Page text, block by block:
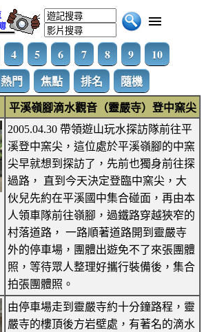
4 5 6 7 8 9
10
熱門 焦點 排名 隨機
平溪嶺腳滴水觀音（靈嚴寺）登中窯尖
2005.04.30 帶領遊山玩水探訪隊前往平
溪登中窯尖，這位處於平溪嶺腳的中窯
尖早就想到探訪了，先前也獨身前往探
過路， 直到今天決定登臨中窯尖，大
伙兒先約在平溪國中集合碰面，再由本
人領車隊前往嶺腳，過鐵路穿越狹窄的
村落道路， 一路順著道路開到靈嚴寺
外的停車場，團體出遊免不了來張團體
照，等待眾人整理好攜行裝備後，集合
拍張團體照。
由停車場走到靈嚴寺約十分鐘路程，靈
嚴寺的樓頂後方岩壁處，有著名的滴水